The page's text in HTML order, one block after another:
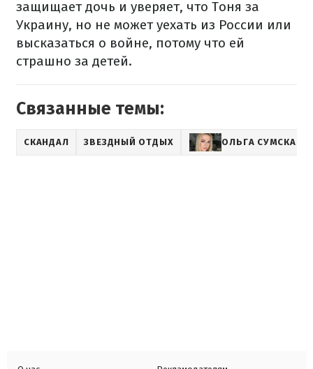
защищает дочь и уверяет, что Тоня за
Украину, но не может уехать из России или
высказаться о войне, потому что ей
страшно за детей.
Связанные темы:
СКАНДАЛ ЗВЕЗДНЫЙ ОТДЫХ ОЛЬГА СУМСКАЯ